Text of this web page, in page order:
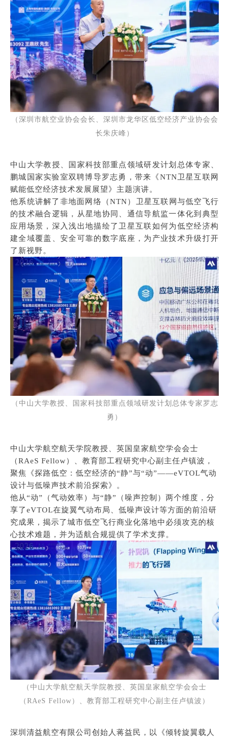
（ 深圳市航空业协会会长、深圳市龙华区低空经济产业协会会
长朱庆峰）
中山大学教授、国家科技部重点领域研发计划总体专家、
鹏城国家实验室双聘博导罗志勇，带来《NTN卫星互联网
赋能低空经济技术发展展望》主题演讲。
他系统讲解了非地面网络（NTN）卫星互联网与低空飞行
的技术融合逻辑，从星地协同、通信导航监一体化到典型
应用场景，深入浅出地描绘了卫星互联如何为低空经济构
建全域覆盖、安全可靠的数字底座，为产业技术升级打开
了新视野。
（中山大学教授、国家科技部重点领域研发计划总体专家罗志
勇）
中山大学航空航天学院教授、英国皇家航空学会会士
（RAeS Fellow）、教育部工程研究中心副主任卢镇波，
聚焦《探路低空：低空经济的“静”与“动”——eVTOL气动
设计与低噪声技术前沿探索》。
他从“动”（气动效率）与“静”（噪声控制）两个维度，分
享了eVTOL在旋翼气动布局、低噪声设计等方面的前沿研
究成果，揭示了城市低空飞行商业化落地中必须攻克的核
心技术难题，并为适航合规提供了学术支撑。
（中山大学航空航天学院教授、英国皇家航空学会会士
（RAeS Fellow）、教育部工程研究中心副主任卢镇波）
深圳清益航空有限公司创始人蒋益民，以《倾转旋翼载人